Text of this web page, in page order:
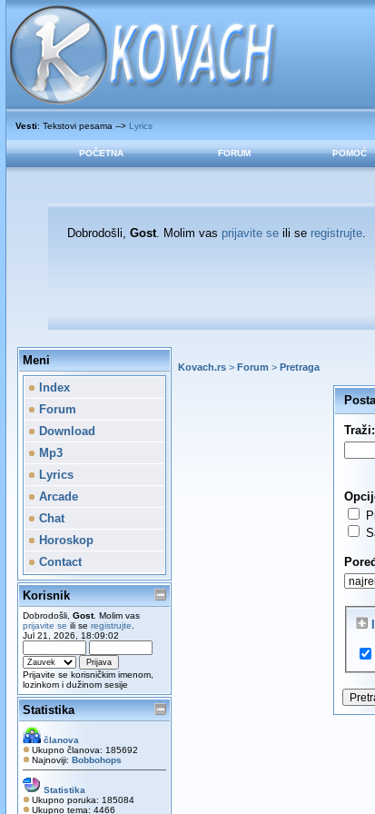
Vesti: Tekstovi pesama --> Lyrics
POČETNA FORUM POMOĆ
Dobrodošli,Gost. Molim vas prijavite se ili se registrujte.
Meni
Index
Forum
Download
Mp3
Lyrics
Arcade
Chat
Horoskop
Contact
Korisnik
Dobrodošli, Gost. Molim vas
prijavite se ili se registrujte
Jul 21, 2026, 18:09:02
Prijavite se korisničkim imenom,
lozinkom i dužinom sesije
Statistika
članova
Ukupno članova: 185692
Najnoviji: Bobbohops
Statistika
Ukupno poruka: 185084
Ukupno tema: 4466
Kovach.rs> Forum > Pretraga
Traži: